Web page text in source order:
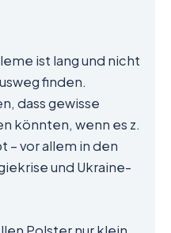
ist lang und nicht
finden.
dass gewisse
könnten, wenn es z.
– vor allem in den
und Ukraine-